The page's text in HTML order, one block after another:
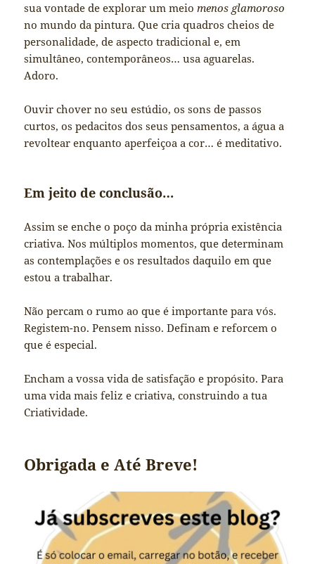
sua vontade de explorar um meiomenos glamoroso
no mundo da pintura. Que cria quadros cheios de
personalidade, de aspecto tradicional e, em
simultâneo, contemporâneos… usa aguarelas.
Adoro.
Ouvir chover no seu estúdio, os sons de passos
curtos, os pedacitos dos seus pensamentos, a água a
revoltear enquanto aperfeiçoa a cor… é meditativo.
Em jeito de conclusão…
Assim se enche o poço da minha própria existência
criativa. Nos múltiplos momentos, que determinam
as contemplações e os resultados daquilo em que
estou a trabalhar.
Não percam o rumo ao que é importante para vós.
Registem-no. Pensem nisso. Definam e reforcem o
que é especial.
Encham a vossa vida de satisfação e propósito. Para
uma vida mais feliz e criativa, construindo a tua
Criatividade.
Obrigada e Até Breve!